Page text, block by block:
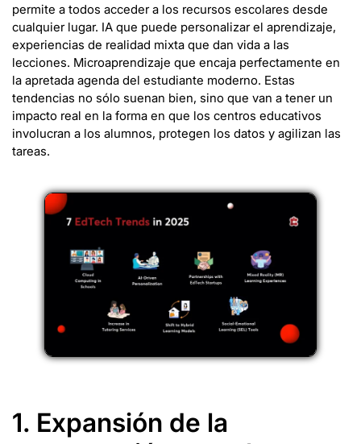
permite a todos acceder a los recursos escolares desde
cualquier lugar. IA que puede personalizar el aprendizaje,
experiencias de realidad mixta que dan vida a las
lecciones. Microaprendizaje que encaja perfectamente en
la apretada agenda del estudiante moderno. Estas
tendencias no sólo suenan bien, sino que van a tener un
impacto real en la forma en que los centros educativos
involucran a los alumnos, protegen los datos y agilizan las
tareas.
1. Expansión de la